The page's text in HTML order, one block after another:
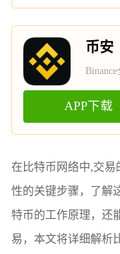
币安
APP下载
在比特币网络中,交
性的关键步骤，了解
特币的工作原理，还
易，本文将详细解析